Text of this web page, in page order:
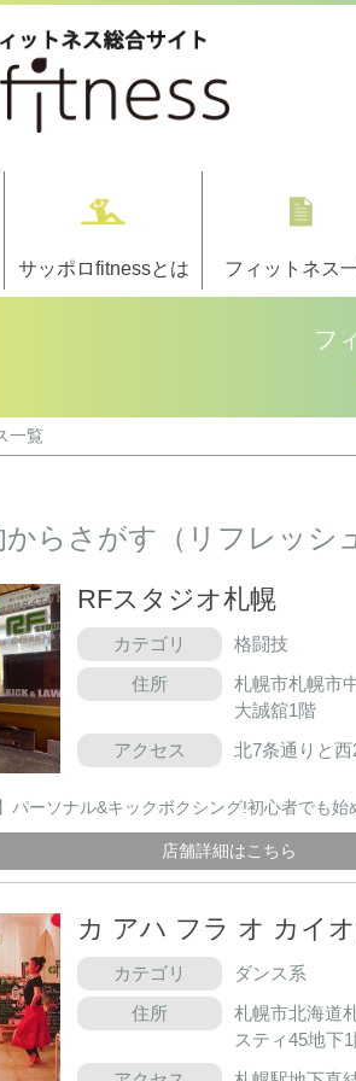
サッポロfitnessとは フィットネス
フ
一覧
からさがす（リフレッシ
RFスタジオ札幌
カテゴリ
格闘技
住所
札幌市札幌市
大誠舘1階
アクセス
北7条通りと
パーソナル&キックボクシング!初心者でも始
店舗詳細はこちら
カ アハ フラ オ カイ
カテゴリ
ダンス系
住所
札幌市北海道
スティ45地下